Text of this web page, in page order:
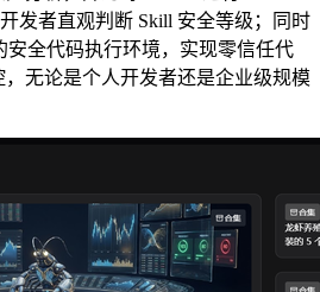
发者直观判断 Skill 安全等级；同时
全代码执行环境，实现零信任代
无论是个人开发者还是企业级规模